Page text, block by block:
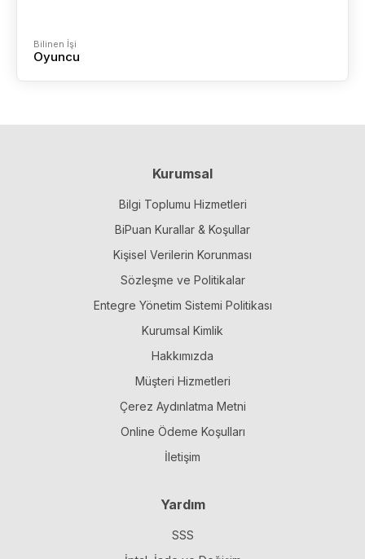
Bilinen İşi
Oyuncu
Kurumsal
Bilgi Toplumu Hizmetleri
BiPuan Kurallar & Koşullar
Kişisel Verilerin Korunması
Sözleşme ve Politikalar
Entegre Yönetim Sistemi Politikası
Kurumsal Kimlik
Hakkımızda
Müşteri Hizmetleri
Çerez Aydınlatma Metni
Online Ödeme Koşulları
İletişim
Yardım
SSS